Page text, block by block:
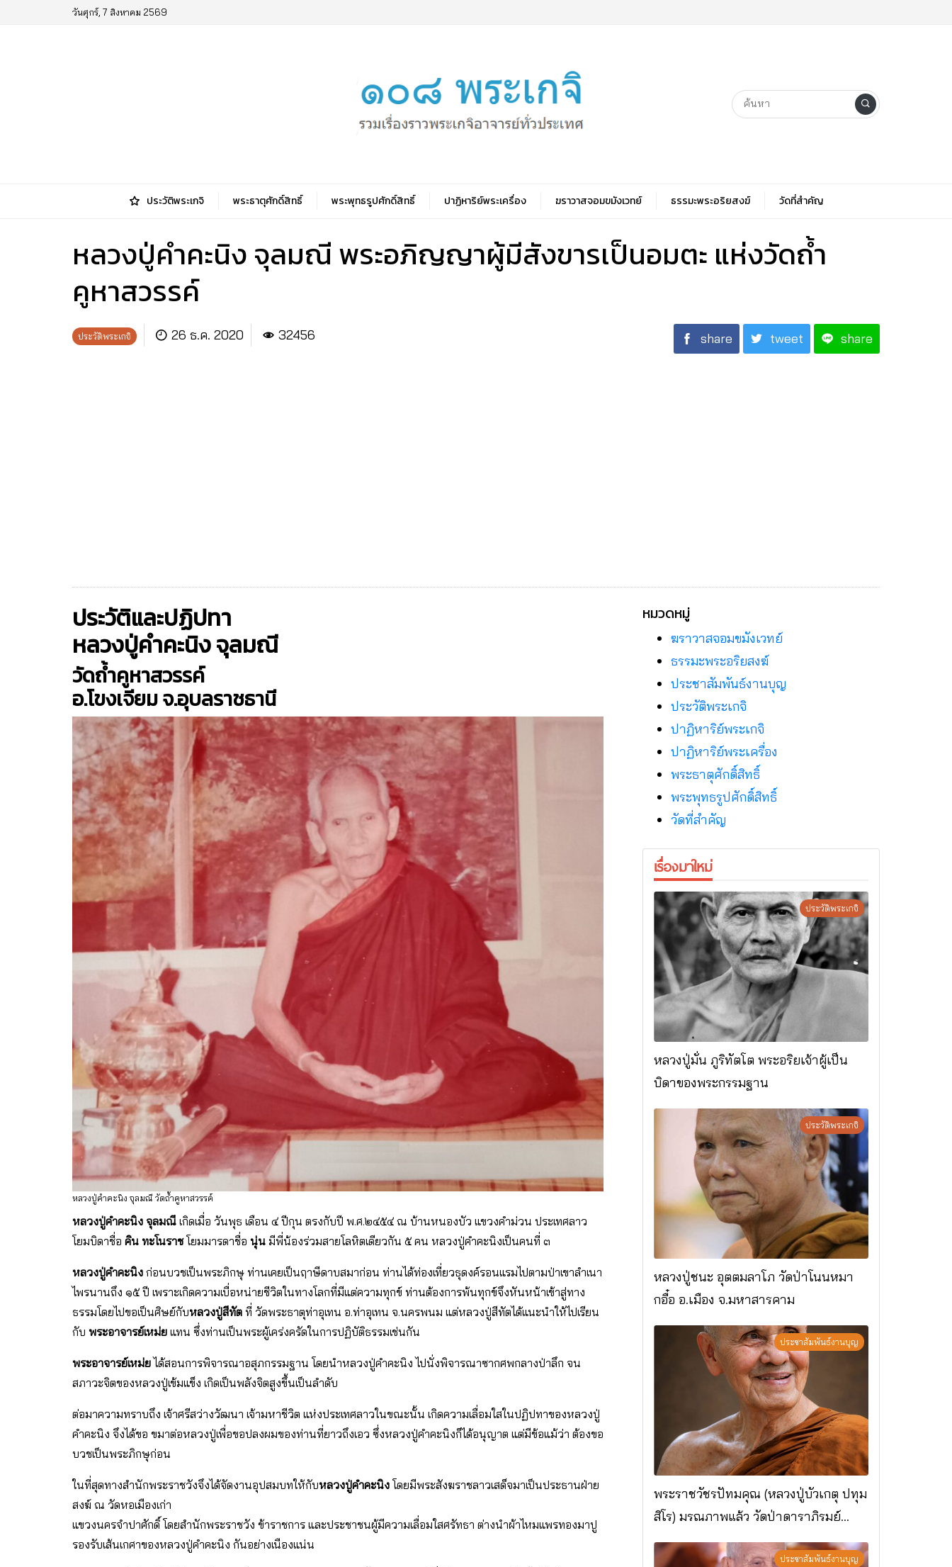
วันศุกร์, 7 สิงหาคม 2569
ประวัติพระเกจิ พระธาตุศักดิ์สิทธิ์ พระพุทธรูปศักดิ์สิทธิ์ ปาฏิหาริย์พระเครื่อง ฆราวาสจอมขมังเวทย์ ธรรมะพระอริยสงฆ์ วัดที่สําคัญ
หลวงปู่คําคะนิง จุลมณี พระอภิญญาผู้มีสังขารเป็นอมตะ แห่งวัดถ้ำ
คูหาสวรรค์
ประวัติพระเกจิ 26 ธ.ค. 2020 32456 share tweet share
ประวัติและปฏิปทา
หลวงปู่คําคะนิง จุลมณี
วัดถ้ำคูหาสวรรค์
อ.โขงเจียม จ.อุบลราชธานี
หลวงปู่คำคะนิง จุลมณี วัดถ้ำคูหาสวรรค์
หลวงปู่คําคะนิง จุลมณี เกิดเมื่อ วันพุธ เดือน ๔ ปีกุน ตรงกับปี พ.ศ.๒๔๕๔ ณ บ้านหนองบัว แขวงคําม่วน ประเทศลาว
โยมบิดาชื่อ คิน ทะโนราชโยมมารดาชื่อ นุ่น มีพี่น้องร่วมสายโลหิตเดียวกัน ๕ คน หลวงปู่คําคะนิงเป็นคนที่ ๓
หลวงปู่คําคะนิง ก่อนบวชเป็นพระภิกษุ ท่านเคยเป็นฤาษีดาบสมาก่อน ท่านได้ท่องเที่ยวธุดงค์รอนแรมไปตามป่าเขาลําเนา
ไพรนานถึง ๑๕ ปี เพราะเกิดความเบื่อหน่ายชีวิตในทางโลกที่มีแต่ความทุกข์ ท่านต้องการพ้นทุกข์จึงหันหน้าเข้าสู่ทาง
ธรรมโดยไปขอเป็นศิษย์กับหลวงปู่สีทัต ที่ วัดพระธาตุท่าอุเทน อ.ท่าอุเทน จ.นครพนม แต่หลวงปู่สีทัตได้แนะนําให้ไปเรียน
กับ พระอาจารย์เหม่ย แทน ซึ่งท่านเป็นพระผู้เคร่งครัดในการปฏิบัติธรรมเช่นกัน
พระอาจารย์เหม่ยได้สอนการพิจารณาอสุภกรรมฐาน โดยนําหลวงปู่คําคะนิง ไปนั่งพิจารณาซากศพกลางป่าลึก จน
สภาวะจิตของหลวงปู่เข้มแข็ง เกิดเป็นพลังจิตสูงขึ้นเป็นลําดับ
ต่อมาความทราบถึง เจ้าศรีสว่างวัฒนา เจ้ามหาชีวิต แห่งประเทศลาวในขณะนั้น เกิดความเลื่อมใสในปฏิปทาของหลวงปู่
คําคะนิง จึงได้ขอ ขมาต่อหลวงปู่เพื่อขอปลงผมของท่านที่ยาวถึงเอว ซึ่งหลวงปู่คําคะนิงก็ได้อนุญาต แต่มีข้อแม้ว่า ต้องขอ
บวชเป็นพระภิกษุก่อน
ในที่สุดทางสํานักพระราชวังจึงได้จัดงานอุปสมบทให้กับหลวงปู่คําคะนิง โดยมีพระสังฆราชลาวเสด็จมาเป็นประธานฝ่าย
สงฆ์ ณ วัดหอเมืองเก่า
แขวงนครจําปาศักดิ์ โดยสํานักพระราชวัง ข้าราชการ และประชาชนผู้มีความเลื่อมใสศรัทธา ต่างนําผ้าไหมแพรทองมาปู
รองรับเส้นเกศาของหลวงปู่คําคะนิง กันอย่างเนืองแน่น
หมวดหมู่
ฆราวาสจอมขมังเวทย์
ธรรมะพระอริยสงฆ์
ประชาสัมพันธ์งานบุญ
ประวัติพระเกจิ
ปาฏิหาริย์พระเกจิ
ปาฏิหาริย์พระเครื่อง
พระธาตุศักดิ์สิทธิ์
พระพุทธรูปศักดิ์สิทธิ์
วัดที่สําคัญ
เรื่องมาใหม่
ประวัติพระเกจิ
หลวงปู่มั่น ภูริทัตโต พระอริยเจ้าผู้เป็น
บิดาของพระกรรมฐาน
ประวัติพระเกจิ
หลวงปู่ชนะ อุตตมลาโภ วัดป่าโนนหมา
กอื๋อ อ.เมือง จ.มหาสารคาม
ประชาสัมพันธ์งานบุญ
พระราชวัชรปัทมคุณ (หลวงปู่บัวเกตุ ปทุม
สิโร) มรณภาพแล้ว วัดป่าดาราภิรมย์
อ.แม่ริม จ.เชียงใหม่
ประชาสัมพันธ์งานบุญ